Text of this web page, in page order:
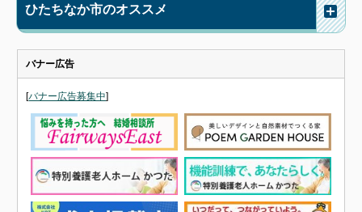
ひたちなか市のオススメ
バナー広告
[バナー広告募集中]